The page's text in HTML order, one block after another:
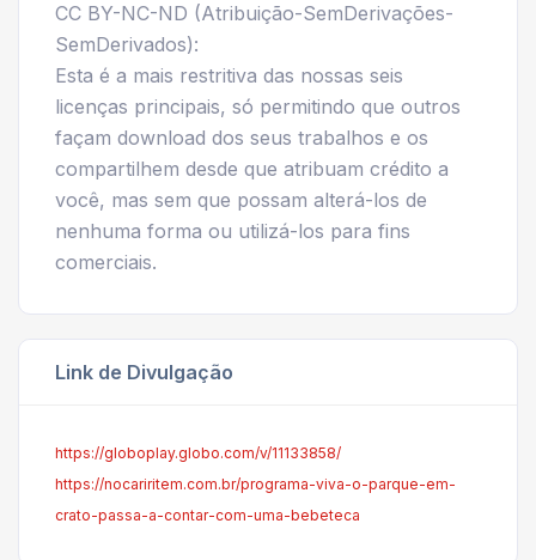
CC BY-NC-ND (Atribuição-SemDerivações-
SemDerivados):
Esta é a mais restritiva das nossas seis
licenças principais, só permitindo que outros
façam download dos seus trabalhos e os
compartilhem desde que atribuam crédito a
você, mas sem que possam alterá-los de
nenhuma forma ou utilizá-los para fins
comerciais.
Link de Divulgação
https://globoplay.globo.com/v/11133858/
https://nocariritem.com.br/programa-viva-o-parque-em-
crato-passa-a-contar-com-uma-bebeteca